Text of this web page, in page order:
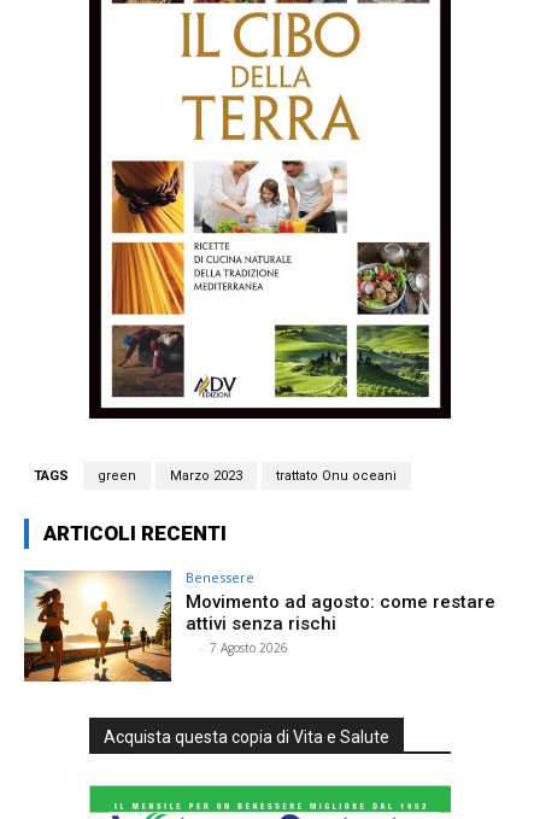
TAGS green Marzo 2023 trattato Onu oceani
ARTICOLI RECENTI
Benessere
Movimento ad agosto: come restare
attivi senza rischi
- 7 Agosto 2026
Acquista questa copia di Vita e Salute